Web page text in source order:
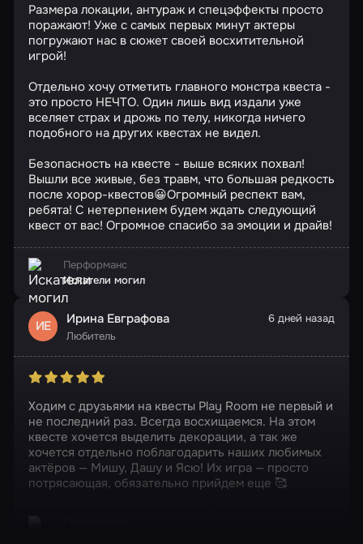
Размера локации, антураж и спецэффекты просто
поражают! Уже с самых первых минут актеры
погружают нас в сюжет своей восхитительной
игрой!
Отдельно хочу отметить главного монстра квеста -
это просто НЕЧТО. Один лишь вид издали уже
вселяет страх и дрожь по телу, никогда ничего
подобного на других квестах не видел.
Безопасность на квесте - выше всяких похвал!
Вышли все живые, без травм, что большая редкость
после хорор-квестов😀Огромный респект вам,
ребята! С нетерпением будем ждать следующий
квест от вас! Огромное спасибо за эмоции и драйв!
Перформанс
Искатели могил
ИЕ Ирина Евграфова
Любитель
6 дней назад
Ходим с друзьями на квесты Play Room не первый и
не последний раз. Всегда восхищаемся. На этом
квесте хочется выделить декорации, а так же
хочется отдельно поблагодарить наших любимых
актёров — Мишу, Дашу и Ясю! Их игра — просто
потрясающая, обязательно прийдем еще 🥰